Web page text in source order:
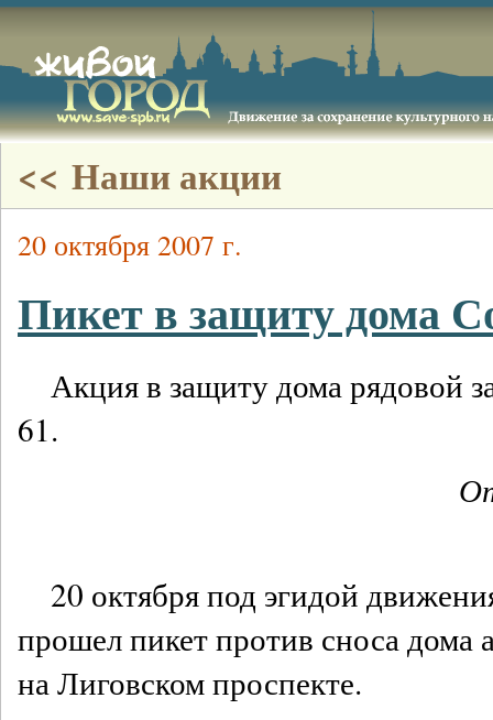
<< Наши акции
20 октября 2007 г.
Пикет в защиту дома
Акция в защиту дома рядовой
61.
20 октября под эгидой
прошел пикет против сноса дома
на Лиговском проспекте.